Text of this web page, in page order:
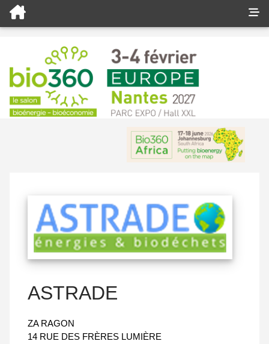
ASTRADE
ZA RAGON
14 RUE DES FRÈRES LUMIÈRE